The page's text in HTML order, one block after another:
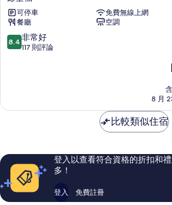
道
夫
市
中
心
店
可停車
免費無線上網
餐廳
空調
8.4
分，
常
評
論
8.4 非常好
117 則評論
8 月
比較類似住宿
登入以查看符合資格的折扣和
多！
登入 免費註冊